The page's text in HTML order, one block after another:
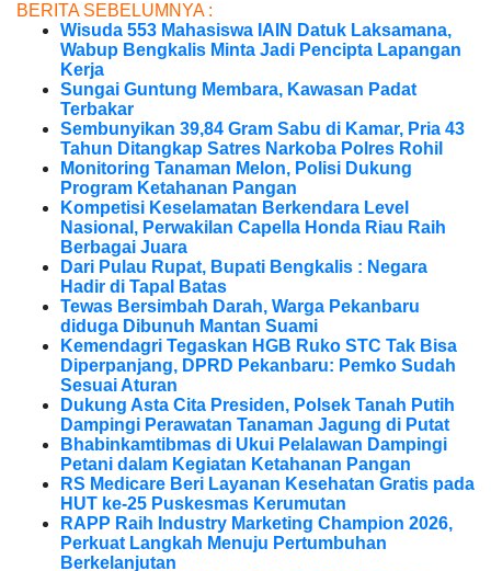
BERITA SEBELUMNYA :
Wisuda 553 Mahasiswa IAIN Datuk Laksamana,
Wabup Bengkalis Minta Jadi Pencipta Lapangan
Kerja
Sungai Guntung Membara, Kawasan Padat
Terbakar
Sembunyikan 39,84 Gram Sabu di Kamar, Pria 43
Tahun Ditangkap Satres Narkoba Polres Rohil
Monitoring Tanaman Melon, Polisi Dukung
Program Ketahanan Pangan
Kompetisi Keselamatan Berkendara Level
Nasional, Perwakilan Capella Honda Riau Raih
Berbagai Juara
Dari Pulau Rupat, Bupati Bengkalis : Negara
Hadir di Tapal Batas
Tewas Bersimbah Darah, Warga Pekanbaru
diduga Dibunuh Mantan Suami
Kemendagri Tegaskan HGB Ruko STC Tak Bisa
Diperpanjang, DPRD Pekanbaru: Pemko Sudah
Sesuai Aturan
Dukung Asta Cita Presiden, Polsek Tanah Putih
Dampingi Perawatan Tanaman Jagung di Putat
Bhabinkamtibmas di Ukui Pelalawan Dampingi
Petani dalam Kegiatan Ketahanan Pangan
RS Medicare Beri Layanan Kesehatan Gratis pada
HUT ke-25 Puskesmas Kerumutan
RAPP Raih Industry Marketing Champion 2026,
Perkuat Langkah Menuju Pertumbuhan
Berkelanjutan